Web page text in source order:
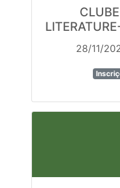
28/11/